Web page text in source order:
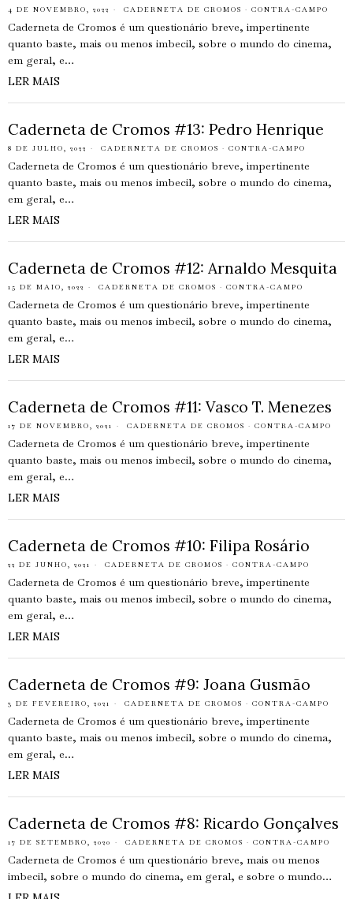
4 DE NOVEMBRO, 2022 CADERNETA DE CROMOS · CONTRA-CAMPO
Caderneta de Cromos é um questionário breve, impertinente
quanto baste, mais ou menos imbecil, sobre o mundo do cinema,
em geral, e…
LER MAIS
Caderneta de Cromos #13: Pedro Henrique
8 DE JULHO, 2022 CADERNETA DE CROMOS · CONTRA-CAMPO
Caderneta de Cromos é um questionário breve, impertinente
quanto baste, mais ou menos imbecil, sobre o mundo do cinema,
em geral, e…
LER MAIS
Caderneta de Cromos #12: Arnaldo Mesquita
15 DE MAIO, 2022 CADERNETA DE CROMOS · CONTRA-CAMPO
Caderneta de Cromos é um questionário breve, impertinente
quanto baste, mais ou menos imbecil, sobre o mundo do cinema,
em geral, e…
LER MAIS
Caderneta de Cromos #11: Vasco T. Menezes
17 DE NOVEMBRO, 2021 CADERNETA DE CROMOS · CONTRA-CAMPO
Caderneta de Cromos é um questionário breve, impertinente
quanto baste, mais ou menos imbecil, sobre o mundo do cinema,
em geral, e…
LER MAIS
Caderneta de Cromos #10: Filipa Rosário
22 DE JUNHO, 2021 CADERNETA DE CROMOS · CONTRA-CAMPO
Caderneta de Cromos é um questionário breve, impertinente
quanto baste, mais ou menos imbecil, sobre o mundo do cinema,
em geral, e…
LER MAIS
Caderneta de Cromos #9: Joana Gusmão
3 DE FEVEREIRO, 2021 CADERNETA DE CROMOS · CONTRA-CAMPO
Caderneta de Cromos é um questionário breve, impertinente
quanto baste, mais ou menos imbecil, sobre o mundo do cinema,
em geral, e…
LER MAIS
Caderneta de Cromos #8: Ricardo Gonçalves
17 DE SETEMBRO, 2020 CADERNETA DE CROMOS · CONTRA-CAMPO
Caderneta de Cromos é um questionário breve, mais ou menos
imbecil, sobre o mundo do cinema, em geral, e sobre o mundo…